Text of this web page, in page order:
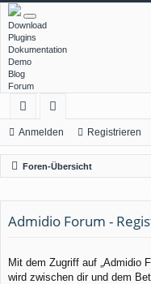
Download
Plugins
Dokumentation
Demo
Blog
Forum
ch
ne
llz
f
or
en
Anmelden Registrieren
Foren-Übersicht
Admidio Forum -
Mit dem Zugriff auf „Admidio
wird zwischen dir und dem